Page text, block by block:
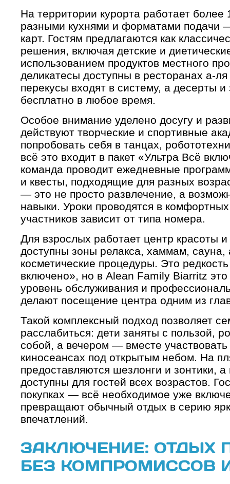
На территории курорта работает более
разными кухнями и форматами подачи
карт. Гостям предлагаются как
решения, включая детские и
использованием продуктов местного
деликатесы доступны в ресторанах а-
перекусы входят в систему, а десерты и
бесплатно в любое время.
Особое внимание уделено досугу и
действуют творческие и спортивные
попробовать себя в танцах,
всё это входит в пакет «Ультра Всё
команда проводит ежедневные
и квесты, подходящие для разных
— это не просто развлечение, а
навыки. Уроки проводятся в
участников зависит от типа номера.
Для взрослых работает центр красоты
доступны зоны релакса, хаммам, сауна,
косметические процедуры. Это
включено», но в Alean Family Biarritz
уровень обслуживания и
делают посещение центра одним из
Такой комплексный подход позволяет
расслабиться: дети заняты с пользой,
собой, а вечером — вместе
киносеансах под открытым небом. На
предоставляются шезлонги и зонтики,
доступны для гостей всех возрастов.
покупках — всё необходимое уже
превращают обычный отдых в серию
впечатлений.
ЗАКЛЮЧЕНИЕ: ОТДЫХ
БЕЗ КОМПРОМИССОВ